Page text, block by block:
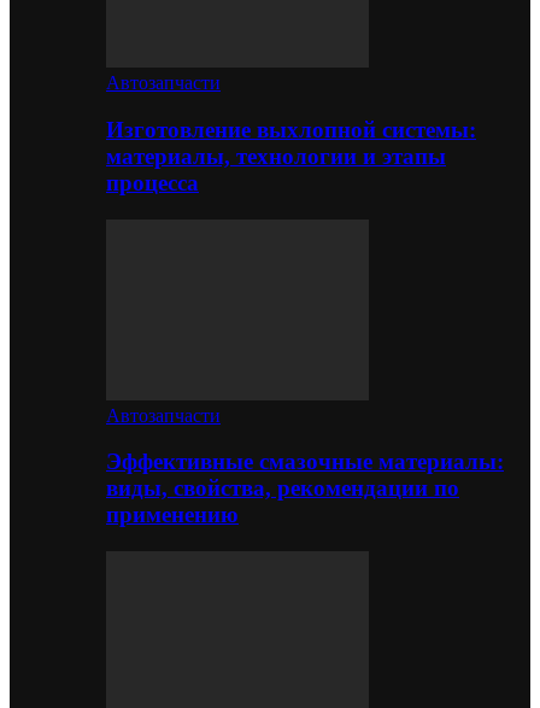
Автозапчасти
Изготовление выхлопной системы:
материалы, технологии и этапы
процесса
Автозапчасти
Эффективные смазочные материалы:
виды, свойства, рекомендации по
применению